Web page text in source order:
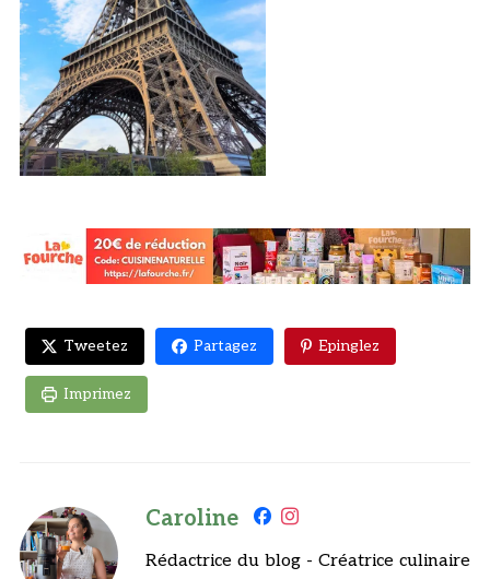
Tweetez Partagez Epinglez
Imprimez
Caroline
Rédactrice du blog - Créatrice culinaire